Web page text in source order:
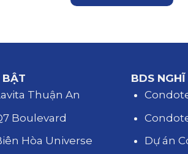
BẬT
Thuận An
Boulevard
Hòa Universe
BDS
Dự án